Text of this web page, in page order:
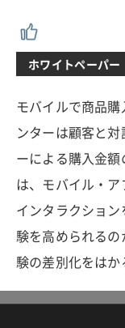
ホワイトペーパー
モバイルで商品
ンターは顧客と
ーによる購入金
は、モバイル・
インタラクショ
験を高められる
験の差別化をはか